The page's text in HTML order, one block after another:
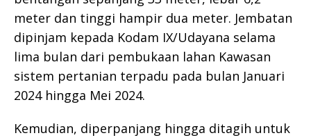
meter dan tinggi hampir dua meter. Jembatan
dipinjam kepada Kodam IX/Udayana selama
lima bulan dari pembukaan lahan Kawasan
sistem pertanian terpadu pada bulan Januari
2024 hingga Mei 2024.
Kemudian, diperpanjang hingga ditagih untuk